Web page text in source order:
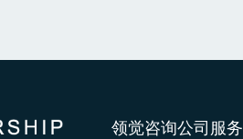
领觉咨询公司服务